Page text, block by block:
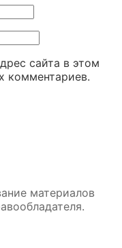
сайта в этом
комментариев.
материалов